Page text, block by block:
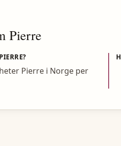
Pierre
PIERRE?
Pierre i Norge per